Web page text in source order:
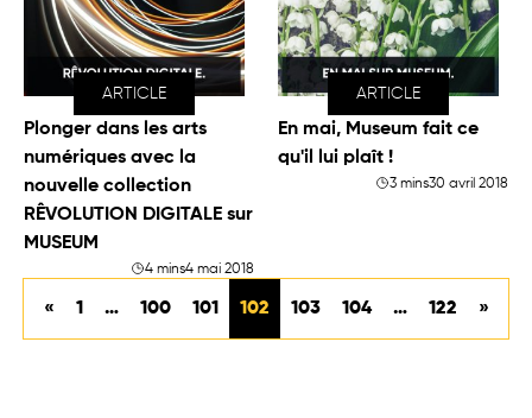
ARTICLE
Plonger dans les arts
numériques avec la
nouvelle collection
RÊVOLUTION DIGITALE sur
MUSEUM
4 mins4 mai 2018
ARTICLE
En mai, Museum fait ce
qu'il lui plaît !
3 mins30 avril 2018
« 1 … 100 101 102 103 104 … 122 »